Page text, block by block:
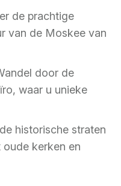
de prachtige
van de Moskee van
door de
waar u unieke
historische straten
kerken en